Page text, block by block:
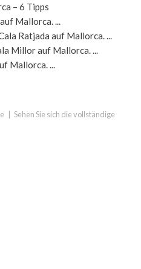
– 6 Tipps
Mallorca. ...
Ratjada auf Mallorca. ...
Millor auf Mallorca. ...
Mallorca. ...
Sehen Sie sich die vollständige